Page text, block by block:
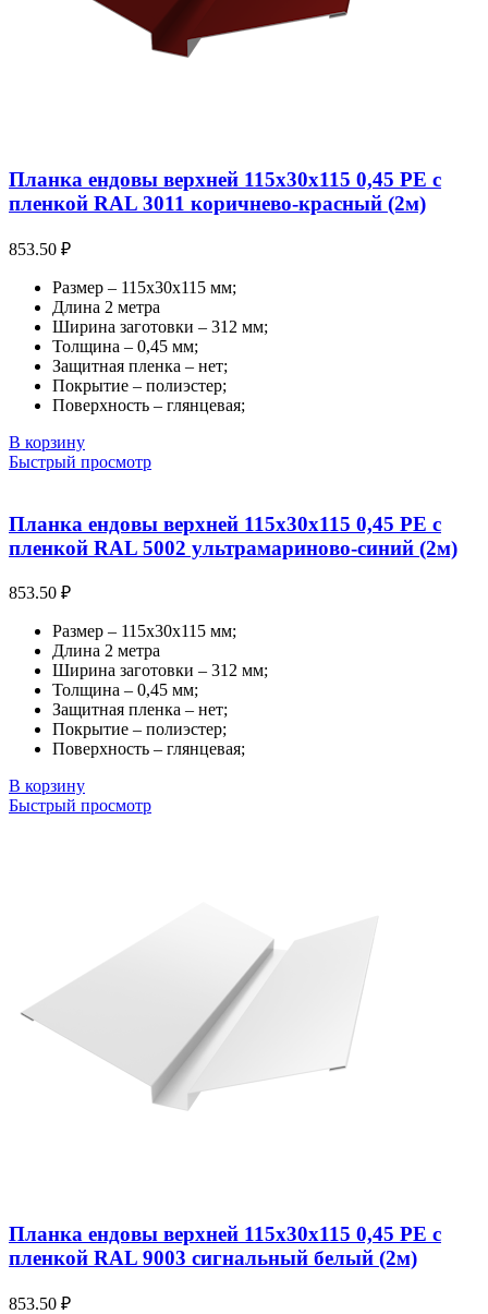
Планка ендовы верхней 115х30х115 0,45 PE с
пленкой RAL 3011 коричнево-красный (2м)
853.50 ₽
Размер – 115х30х115 мм;
Длина 2 метра
Ширина заготовки – 312 мм;
Толщина – 0,45 мм;
Защитная пленка – нет;
Покрытие – полиэстер;
Поверхность – глянцевая;
В корзину
Быстрый просмотр
Планка ендовы верхней 115х30х115 0,45 PE с
пленкой RAL 5002 ультрамариново-синий (2м)
853.50 ₽
Размер – 115х30х115 мм;
Длина 2 метра
Ширина заготовки – 312 мм;
Толщина – 0,45 мм;
Защитная пленка – нет;
Покрытие – полиэстер;
Поверхность – глянцевая;
В корзину
Быстрый просмотр
Планка ендовы верхней 115х30х115 0,45 PE с
пленкой RAL 9003 сигнальный белый (2м)
853.50 ₽